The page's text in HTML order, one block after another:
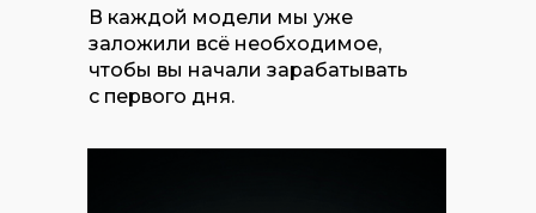
В каждой модели мы уже
заложили всё необходимое,
чтобы вы начали зарабатывать
с первого дня.